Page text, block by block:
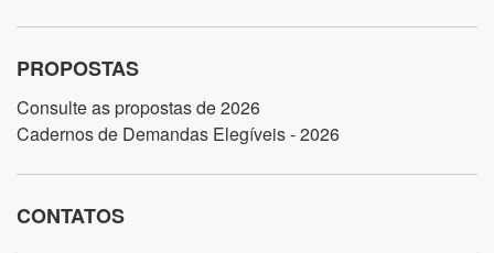
PROPOSTAS
Consulte as propostas de 2026
Cadernos de Demandas Elegíveis - 2026
CONTATOS